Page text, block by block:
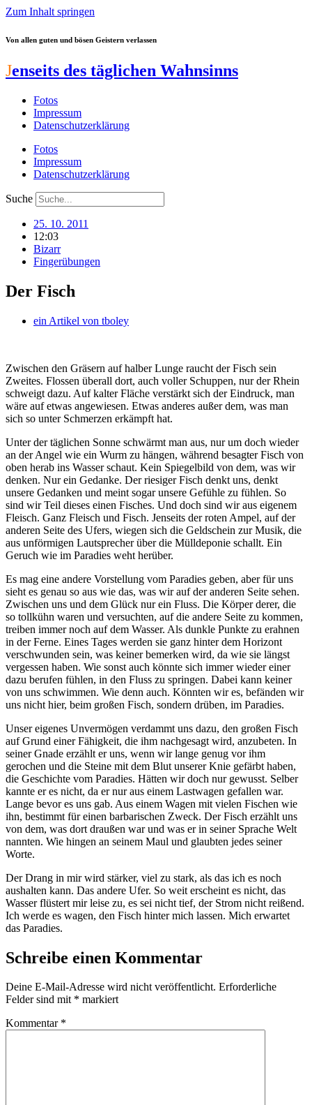
Zum Inhalt springen
Von allen guten und bösen Geistern verlassen
Jenseits des täglichen Wahnsinns
Fotos
Impressum
Datenschutzerklärung
Fotos
Impressum
Datenschutzerklärung
Suche
25. 10. 2011
12:03
Bizarr
Fingerübungen
Der Fisch
ein Artikel von tboley
Zwischen den Gräsern auf halber Lunge raucht der Fisch sein
Zweites. Flossen überall dort, auch voller Schuppen, nur der Rhein
schweigt dazu. Auf kalter Fläche verstärkt sich der Eindruck, man
wäre auf etwas angewiesen. Etwas anderes außer dem, was man
sich so unter Schmerzen erkämpft hat.
Unter der täglichen Sonne schwärmt man aus, nur um doch wieder
an der Angel wie ein Wurm zu hängen, während besagter Fisch von
oben herab ins Wasser schaut. Kein Spiegelbild von dem, was wir
denken. Nur ein Gedanke. Der riesiger Fisch denkt uns, denkt
unsere Gedanken und meint sogar unsere Gefühle zu fühlen. So
sind wir Teil dieses einen Fisches. Und doch sind wir aus eigenem
Fleisch. Ganz Fleisch und Fisch. Jenseits der roten Ampel, auf der
anderen Seite des Ufers, wiegen sich die Geldschein zur Musik, die
aus unförmigen Lautsprecher über die Mülldeponie schallt. Ein
Geruch wie im Paradies weht herüber.
Es mag eine andere Vorstellung vom Paradies geben, aber für uns
sieht es genau so aus wie das, was wir auf der anderen Seite sehen.
Zwischen uns und dem Glück nur ein Fluss. Die Körper derer, die
so tollkühn waren und versuchten, auf die andere Seite zu kommen,
treiben immer noch auf dem Wasser. Als dunkle Punkte zu erahnen
in der Ferne. Eines Tages werden sie ganz hinter dem Horizont
verschwunden sein, was keiner bemerken wird, da wie sie längst
vergessen haben. Wie sonst auch könnte sich immer wieder einer
dazu berufen fühlen, in den Fluss zu springen. Dabei kann keiner
von uns schwimmen. Wie denn auch. Könnten wir es, befänden wir
uns nicht hier, beim großen Fisch, sondern drüben, im Paradies.
Unser eigenes Unvermögen verdammt uns dazu, den großen Fisch
auf Grund einer Fähigkeit, die ihm nachgesagt wird, anzubeten. In
seiner Gnade erzählt er uns, wenn wir lange genug vor ihm
gerochen und die Steine mit dem Blut unserer Knie gefärbt haben,
die Geschichte vom Paradies. Hätten wir doch nur gewusst. Selber
kannte er es nicht, da er nur aus einem Lastwagen gefallen war.
Lange bevor es uns gab. Aus einem Wagen mit vielen Fischen wie
ihn, bestimmt für einen barbarischen Zweck. Der Fisch erzählt uns
von dem, was dort draußen war und was er in seiner Sprache Welt
nannten. Wie hingen an seinem Maul und glaubten jedes seiner
Worte.
Der Drang in mir wird stärker, viel zu stark, als das ich es noch
aushalten kann. Das andere Ufer. So weit erscheint es nicht, das
Wasser flüstert mir leise zu, es sei nicht tief, der Strom nicht reißend.
Ich werde es wagen, den Fisch hinter mich lassen. Mich erwartet
das Paradies.
Schreibe einen Kommentar
Deine E-Mail-Adresse wird nicht veröffentlicht. Erforderliche
Felder sind mit * markiert
Kommentar *